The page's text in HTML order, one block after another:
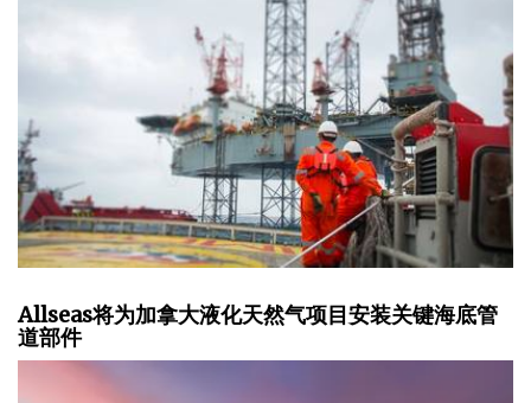
Allseas将为加拿大液化天然气项目安装关键海底管
道部件